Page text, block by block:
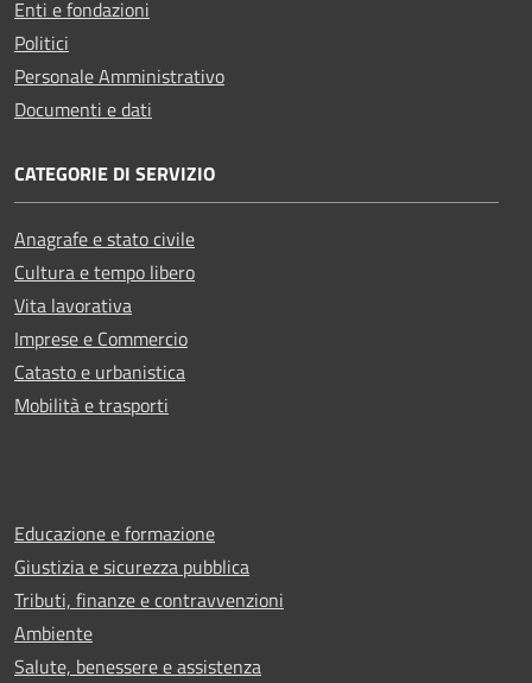
Enti e fondazioni
Politici
Personale Amministrativo
Documenti e dati
CATEGORIE DI SERVIZIO
Anagrafe e stato civile
Cultura e tempo libero
Vita lavorativa
Imprese e Commercio
Catasto e urbanistica
Mobilità e trasporti
Educazione e formazione
Giustizia e sicurezza pubblica
Tributi, finanze e contravvenzioni
Ambiente
Salute, benessere e assistenza